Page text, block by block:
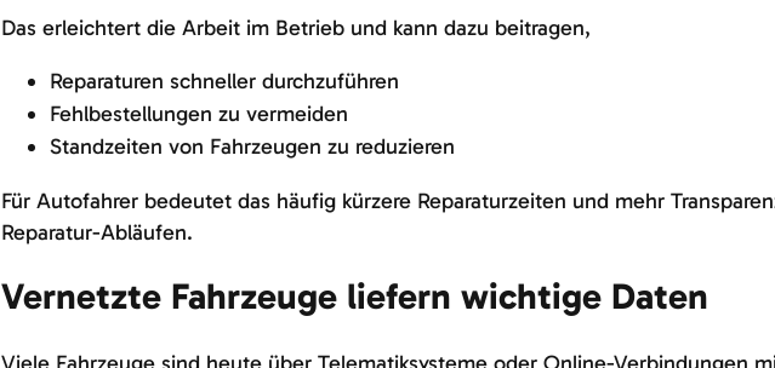
Das erleichtert die Arbeit im Betrieb und kann dazu beitragen,
Reparaturen schneller durchzuführen
Fehlbestellungen zu vermeiden
Standzeiten von Fahrzeugen zu reduzieren
Für Autofahrer bedeutet das häufig kürzere Reparaturzeiten und mehr
Reparatur-Abläufen.
Vernetzte Fahrzeuge liefern wichtige Daten